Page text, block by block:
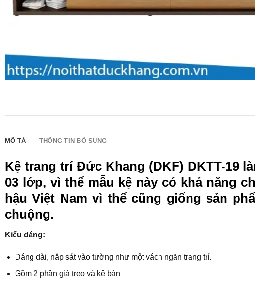
MÔ TẢ THÔNG TIN BỔ SUNG
Kệ trang trí Đức Khang (DKF) DKTT-19
03 lớp, vì thế mẫu kệ này có khả năng
hậu Việt Nam vì thế cũng giống sản
chuộng.
Kiểu dáng:
Dáng dài, nắp sát vào tường như một vách ngăn trang trí.
Gồm 2 phần giá treo và kệ bàn